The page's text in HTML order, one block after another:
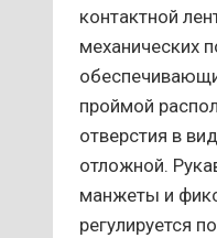
контактной
механических
проймой
отверстия в
отложной.
манжеты и
регулируется